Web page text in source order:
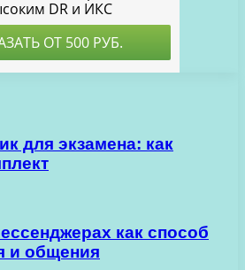
для экзамена: как
как способ
и общения